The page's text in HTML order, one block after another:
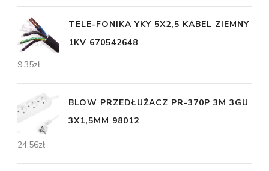
TELE-FONIKA YKY 5X2,5 KABEL ZIEMNY
1KV 670542648
9,35zł
BLOW PRZEDŁUŻACZ PR-370P 3M 3GU
3X1,5MM 98012
24,56zł